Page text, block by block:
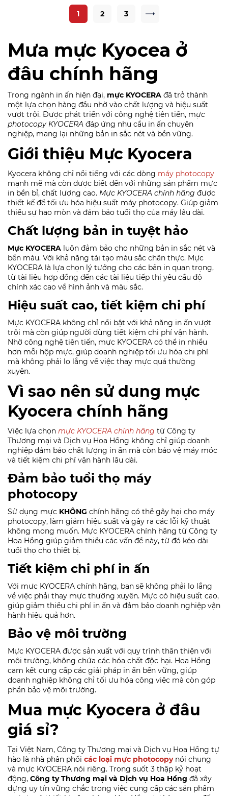
1 2 3
Mưa mực Kyocea ở
đâu chính hãng
Trong ngành in ấn hiện đại, mực KYOCERA đã trở thành
một lựa chọn hàng đầu nhờ vào chất lượng và hiệu suất
vượt trội. Được phát triển với công nghệ tiên tiến, mực
photocopy KYOCERA đáp ứng nhu cầu in ấn chuyên
nghiệp, mang lại những bản in sắc nét và bền vững.
Giới thiệu Mực Kyocera
Kyocera không chỉ nổi tiếng với các dòng máy photocopy
mạnh mẽ mà còn được biết đến với những sản phẩm mực
in bền bỉ, chất lượng cao. Mực KYOCERA chính hãng được
thiết kế để tối ưu hóa hiệu suất máy photocopy. Giúp giảm
thiểu sự hao mòn và đảm bảo tuổi thọ của máy lâu dài.
Chất lượng bản in tuyệt hảo
Mực KYOCERA luôn đảm bảo cho những bản in sắc nét và
bền màu. Với khả năng tái tạo màu sắc chân thực. Mực
KYOCERA là lựa chọn lý tưởng cho các bản in quan trọng,
từ tài liệu hợp đồng đến các tài liệu tiếp thị yêu cầu độ
chính xác cao về hình ảnh và màu sắc.
Hiệu suất cao, tiết kiệm chi phí
Mực KYOCERA không chỉ nổi bật với khả năng in ấn vượt
trội mà còn giúp người dùng tiết kiệm chi phí vận hành.
Nhờ công nghệ tiên tiến, mực KYOCERA có thể in nhiều
hơn mỗi hộp mực, giúp doanh nghiệp tối ưu hóa chi phí
mà không phải lo lắng về việc thay mực quá thường
xuyên.
Vì sao nên sử dung mực
Kyocera chính hãng
Việc lựa chọn mực KYOCERA chính hãng từ Công ty
Thương mại và Dịch vụ Hoa Hồng không chỉ giúp doanh
nghiệp đảm bảo chất lượng in ấn mà còn bảo vệ máy móc
và tiết kiệm chi phí vận hành lâu dài.
Đảm bảo tuổi thọ máy
photocopy
Sử dụng mực KHÔNG chính hãng có thể gây hại cho máy
photocopy, làm giảm hiệu suất và gây ra các lỗi kỹ thuật
không mong muốn. Mực KYOCERA chính hãng từ Công ty
Hoa Hồng giúp giảm thiểu các vấn đề này, từ đó kéo dài
tuổi thọ cho thiết bị.
Tiết kiệm chi phí in ấn
Với mực KYOCERA chính hãng, bạn sẽ không phải lo lắng
về việc phải thay mực thường xuyên. Mực có hiệu suất cao,
giúp giảm thiểu chi phí in ấn và đảm bảo doanh nghiệp vận
hành hiệu quả hơn.
Bảo vệ môi trường
Mực KYOCERA được sản xuất với quy trình thân thiện với
môi trường, không chứa các hóa chất độc hại. Hoa Hồng
cam kết cung cấp các giải pháp in ấn bền vững, giúp
doanh nghiệp không chỉ tối ưu hóa công việc mà còn góp
phần bảo vệ môi trường.
Mua mực Kyocera ở đâu
giá sỉ?
Tại Việt Nam, Công ty Thương mại và Dịch vụ Hoa Hồng tự
hào là nhà phân phối các loại mực photocopynói chung
và mực KYOCERA nói riêng. Trong suốt 3 thập kỷ hoạt
động, Công ty Thương mại và Dịch vụ Hoa Hồng đã xây
dựng uy tín vững chắc trong việc cung cấp các sản phẩm